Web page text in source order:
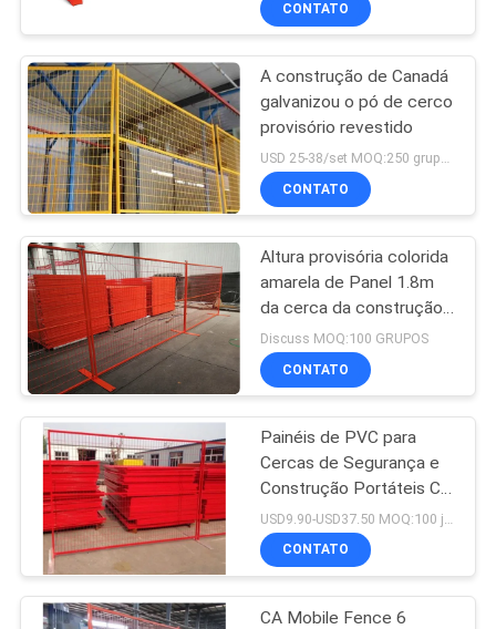
POLICYcercas de malha
temporária
87
Engranzamento de
fio
635
Cadeia Link
vedação tecido
198
CONTATO
A construção de Canadá
galvanizou o pó de cerco
provisório revestido
CONTATO
Altura provisória colorida
amarela de Panel 1.8m
da cerca da construção
exterior de Canadá
Discuss MOQ:100 GRUPOS
CONTATO
Painéis de PVC para
Cercas de Segurança e
Construção Portáteis CA
Versáteis em
Carnavais/Feiras
Itinerantes
CONTATO
CA Mobile Fence 6